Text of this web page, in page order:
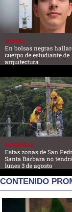
MUNDO
En bolsas negras
cuerpo de estudiante de
arquitectura
HONDURAS
Estas zonas de San
Santa Bárbara no
lunes 3 de agosto
CONTENIDO